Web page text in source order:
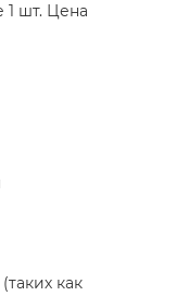
1 шт. Цена
как